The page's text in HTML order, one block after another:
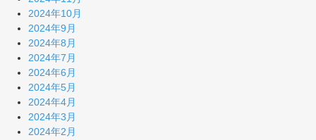
2024年10月
2024年9月
2024年8月
2024年7月
2024年6月
2024年5月
2024年4月
2024年3月
2024年2月